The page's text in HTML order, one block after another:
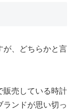
が、どちらかと言
販売している時計
ランドが思い切っ